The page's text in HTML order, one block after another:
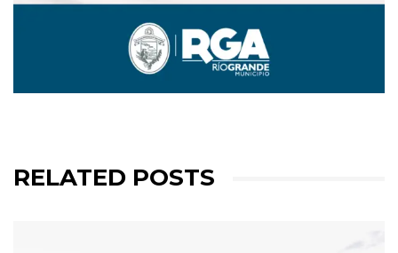
RELATED POSTS